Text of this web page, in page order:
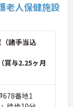
老人保健施設
諸手当込
賞与2.25ヶ月
678番地1